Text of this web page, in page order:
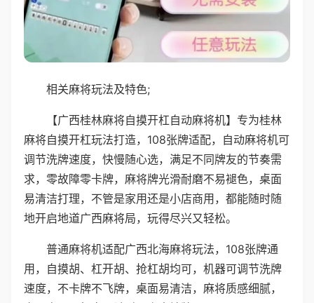
相关麻将玩法及特色;
【广西桂林麻将自摸开杠自动麻将机】专为桂林
麻将自摸开杠玩法打造，108张牌适配，自动麻将机可
调节洗牌速度，快慢随心选，满足不同牌友的节奏需
求，零故障零卡牌，麻将牌光滑耐磨不易褪色，桌面
易清洁打理，不管是家用还是小店商用，都能随时随
地开启地道广西麻将局，玩得尽兴又轻松。
普通麻将机适配广西北海麻将玩法，108张牌通
用，自摸胡、杠开胡、抢杠胡均可，机器可调节洗牌
速度，不卡牌不飞牌，桌面易清洁，麻将质感细腻，